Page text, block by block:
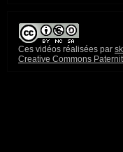
Ces vidéos réalisées par
Creative Commons